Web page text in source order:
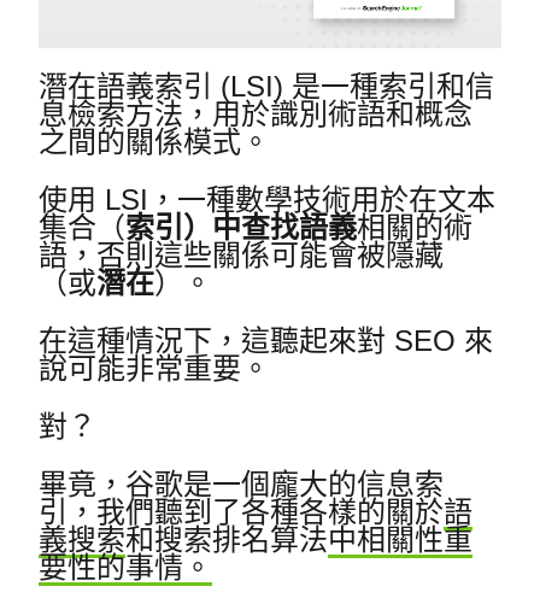
潛在語義索引 (LSI) 是一種索引和信
息檢索方法，用於識別術語和概念
之間的關係模式。
使用 LSI，一種數學技術用於在文本
集合（索引）中查找語義相關的術
語，否則這些關係可能會被隱藏
（或潛在）。
在這種情況下，這聽起來對 SEO 來
說可能非常重要。
對？
畢竟，谷歌是一個龐大的信息索
引，我們聽到了各種各樣的關於語
義搜索和搜索排名算法中相關性重
要性的事情。